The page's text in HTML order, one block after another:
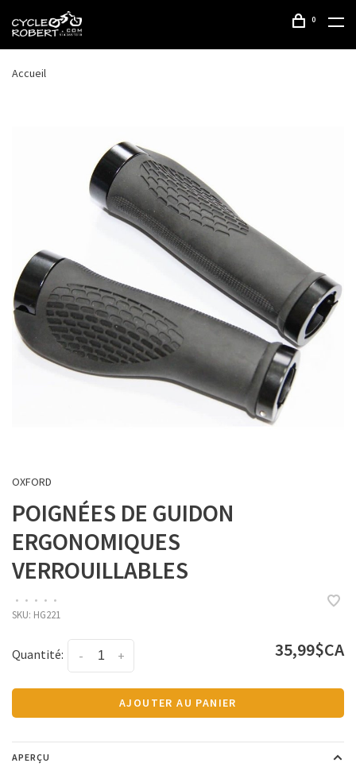
0
Accueil
OXFORD
POIGNÉES DE GUIDON
ERGONOMIQUES
VERROUILLABLES
• • • • •
SKU: HG221
Quantité: +
- 35,99$CA
AJOUTER AU PANIER
APERÇU